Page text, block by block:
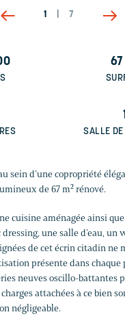
1 7
67
1
SALLE
sein d’une copropriété
de 67 m² rénové.
cuisine aménagée ainsi
dressing, une salle d’eau, un
de cet écrin citadin ne
présente dans chaque
neuves oscillo-battantes
attachées à ce bien
négligeable.